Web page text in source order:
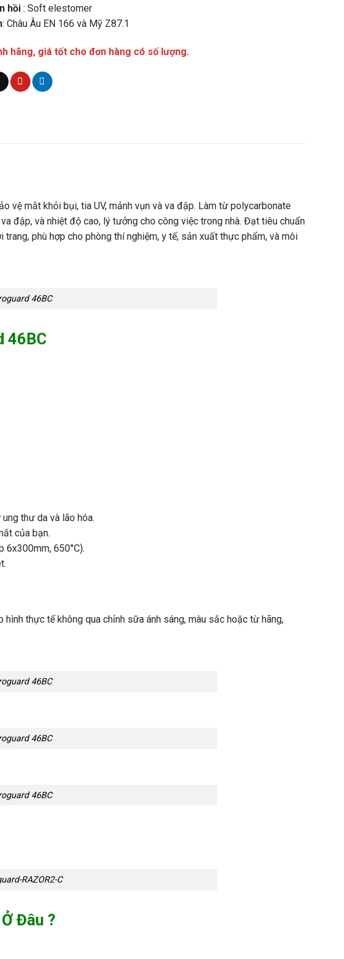
hồi : Soft elestomer
: Châu Âu EN 166 và Mỹ Z87.1
hãng, giá tốt cho đơn hàng có số lượng.
vệ mắt khỏi bụi, tia UV, mảnh vụn và va đập. Làm từ polycarbonate
đập, và nhiệt độ cao, lý tưởng cho công việc trong nhà. Đạt tiêu chuẩn
phù hợp cho phòng thí nghiệm, y tế, sản xuất thực phẩm, và môi
46BC
46BC
thư da và lão hóa.
của bạn.
6x300mm, 650°C).
hình thực tế không qua chỉnh sữa ánh sáng, màu sắc hoặc từ hãng,
46BC
46BC
46BC
RAZOR2-C
Đâu ?